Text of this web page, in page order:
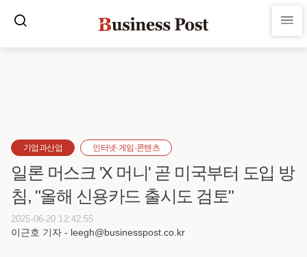
기업과산업 인터넷·게임·콘텐츠
일론 머스크 'X 머니' 곧 미국부터 도입 방
침, "올해 신용카드 출시도 검토"
2025-06-20 12:42:55
이근호 기자 - leegh@businesspost.co.kr